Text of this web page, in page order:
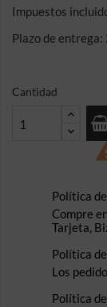
Impuestos
Plazo de
Cantidad
Política
Compre
Tarjeta,
Política
Los
Política